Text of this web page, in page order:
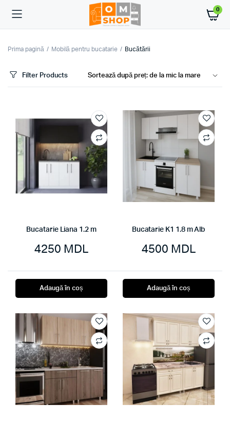
0
Prima pagină Mobilă pentru bucatarie Bucătării
Filter Products
Bucatarie Liana 1.2 m
4250 MDL
Adaugă în coș
Bucatarie K1 1.8 m Alb
4500 MDL
Adaugă în coș